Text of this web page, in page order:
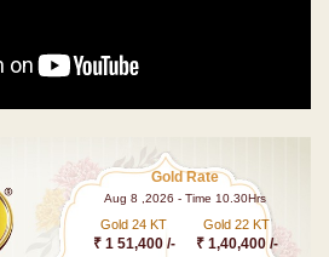
Gold Rate
Aug 8 ,2026 - Time 10.30Hrs
Gold 24 KT
₹ 1 51,400 /-
Gold 22 KT
₹ 1,40,400 /-